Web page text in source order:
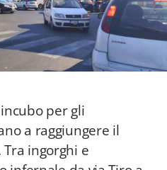
per gli
a raggiungere il
ingorghi e